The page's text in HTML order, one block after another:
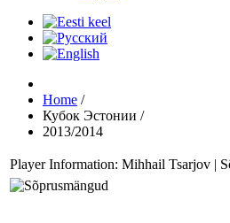
Home /
Кубок Эстонии /
2013/2014
Player Information: Mihhail Tsarjov |